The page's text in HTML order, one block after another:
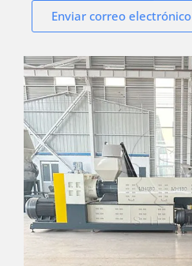
Enviar correo electrónico